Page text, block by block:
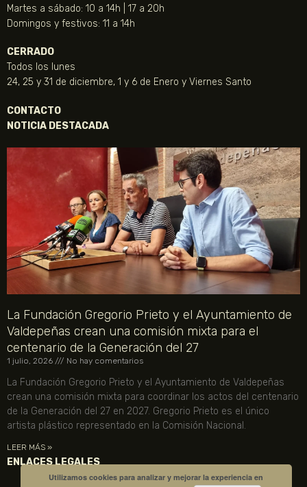
Martes a sábado: 10 a 14h | 17 a 20h
Domingos y festivos: 11 a 14h
CERRADO
Todos los lunes
24, 25 y 31 de diciembre, 1 y 6 de Enero y Viernes Santo
CONTACTO
NOTICIA DESTACADA
La Fundación Gregorio Prieto y el Ayuntamiento de
Valdepeñas crean una comisión mixta para el
centenario de la Generación del 27
1 julio, 2026 No hay comentarios
La Fundación Gregorio Prieto y el Ayuntamiento de Valdepeñas
crean una comisión mixta para coordinar los actos del centenario
de la Generación del 27 en 2027. Gregorio Prieto es el único
artista plástico representado en la Comisión Nacional.
LEER MÁS »
ENLACES LEGALES
Utilizamos cookies para analizar y mejorar la experiencia en